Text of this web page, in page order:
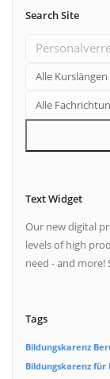
Search Site
Text Widget
Our new digital
levels of high
need - and
Tags
Bildungskarenz
Bildungskarenz für